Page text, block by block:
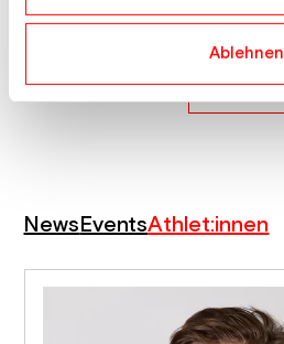
Ablehnen
Mehr laden
NewsEventsAthlet:innen